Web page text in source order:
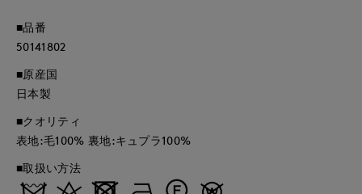
■品番
50141802
■原産国
日本製
■クオリティ
表地:毛100% 裏地:キュプラ100%
■取扱い方法